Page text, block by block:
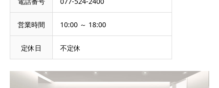
営業時間 10:00 ～ 18:00
定休日 不定休